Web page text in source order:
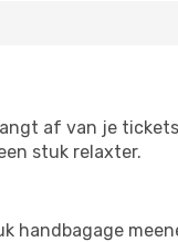
af van je
stuk relaxter.
handbagage